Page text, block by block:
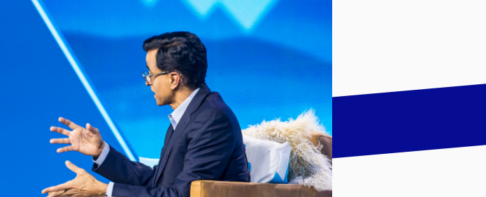
Facebook Kakaotalk LinkedIn
기사링크 복사하기